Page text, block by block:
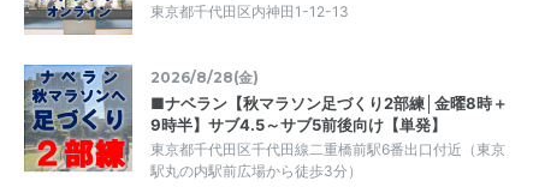
東京都千代田区内神田1-12-13
2026/8/28(金)
■ナベラン【秋マラソン足づくり2部練│金曜8時＋
9時半】サブ4.5～サブ5前後向け【単発】
東京都千代田区千代田線二重橋前駅6番出口付近（東京
駅丸の内駅前広場から徒歩3分）